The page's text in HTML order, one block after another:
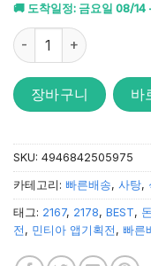
🚚 도착일정: 금요일 08/14
아사히 민티아 콜드 스매
장바구니 바
SKU: 4946842505975
카테고리: 빠른배송, 사탕,
태그: 2167, 2178, BEST,
전 , 민티아 앱기획전 , 빠른